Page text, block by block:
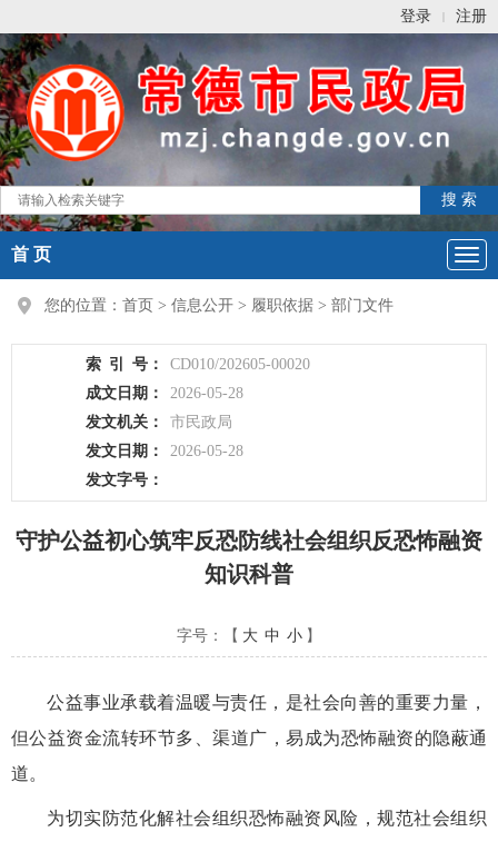
登录 | 注册
首 页
您的位置： 首页 > 信息公开 > 履职依据 > 部门文件
索 引 号：
CD010/202605-00020
成文日期：
2026-05-28
发文机关：
市民政局
发文日期：
2026-05-28
发文字号：
守护公益初心筑牢反恐防线社会组织反恐怖融资
知识科普
字号：【 大 中 小 】
公益事业承载着温暖与责任，是社会向善的重要力量，
但公益资金流转环节多、渠道广，易成为恐怖融资的隐蔽通
道。
为切实防范化解社会组织恐怖融资风险，规范社会组织